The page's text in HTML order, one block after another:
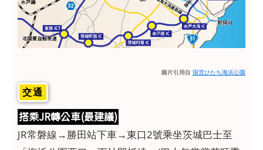
圖片引用自 国営ひたち海浜公園
交通
搭乘JR轉公車(最建議)
JR常磐線→勝田站下車→東口2號乘坐茨城巴士至